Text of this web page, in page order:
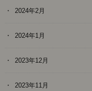
2024年2月
2024年1月
2023年12月
2023年11月